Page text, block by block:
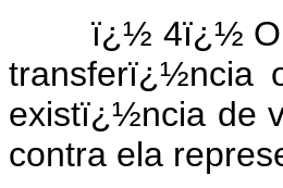
ï¿½ 4ï¿½ O
transferï¿½ncia
existï¿½ncia de
contra ela